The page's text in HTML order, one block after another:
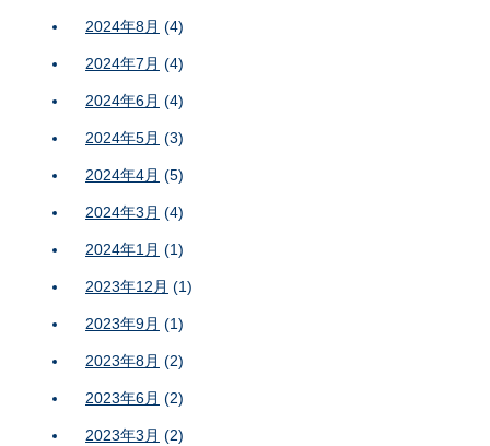
2024年8月 (4)
2024年7月 (4)
2024年6月 (4)
2024年5月 (3)
2024年4月 (5)
2024年3月 (4)
2024年1月 (1)
2023年12月 (1)
2023年9月 (1)
2023年8月 (2)
2023年6月 (2)
2023年3月 (2)